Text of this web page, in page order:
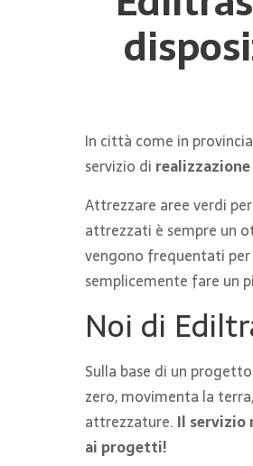
In città come in
servizio di
Attrezzare aree verdi
attrezzati è sempre un
vengono frequentati per
semplicemente fare un
Noi di
Sulla base di un
zero, movimenta la
attrezzature. Il servizio
ai progetti!